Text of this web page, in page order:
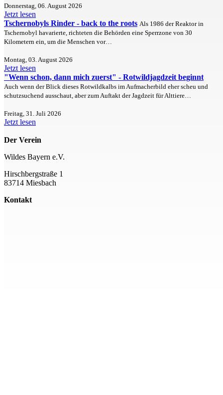
Donnerstag, 06. August 2026
Jetzt lesen
Tschernobyls Rinder - back to the roots Als 1986 der Reaktor in
Tschernobyl havarierte, richteten die Behörden eine Sperrzone von 30
Kilometern ein, um die Menschen vor…
Montag, 03. August 2026
Jetzt lesen
"Wenn schon, dann mich zuerst" - Rotwildjagdzeit beginnt
Auch wenn der Blick dieses Rotwildkalbs im Aufmacherbild eher scheu und
schutzsuchend ausschaut, aber zum Auftakt der Jagdzeit für Alttiere…
Freitag, 31. Juli 2026
Jetzt lesen
Der Verein
Wildes Bayern e.V.
Hirschbergstraße 1
83714 Miesbach
Kontakt